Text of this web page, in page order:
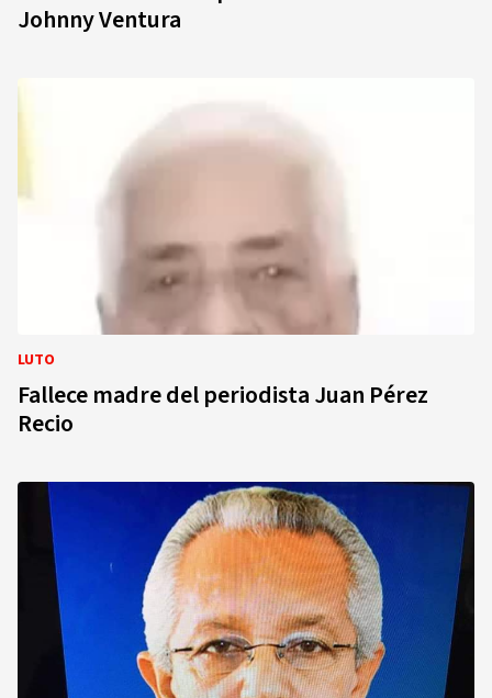
Johnny Ventura
LUTO
Fallece madre del periodista Juan Pérez
Recio